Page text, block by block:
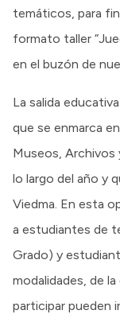
temáticos, para
formato taller
en el buzón de
La salida
que se enmarca
Museos, Archivos
lo largo del año y
Viedma. En esta
a estudiantes de
Grado) y
modalidades, de
participar pueden